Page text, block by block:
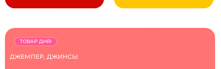
ДЖЕМПЕР, ДЖИНСЫ
ТОВАР ДНЯ!